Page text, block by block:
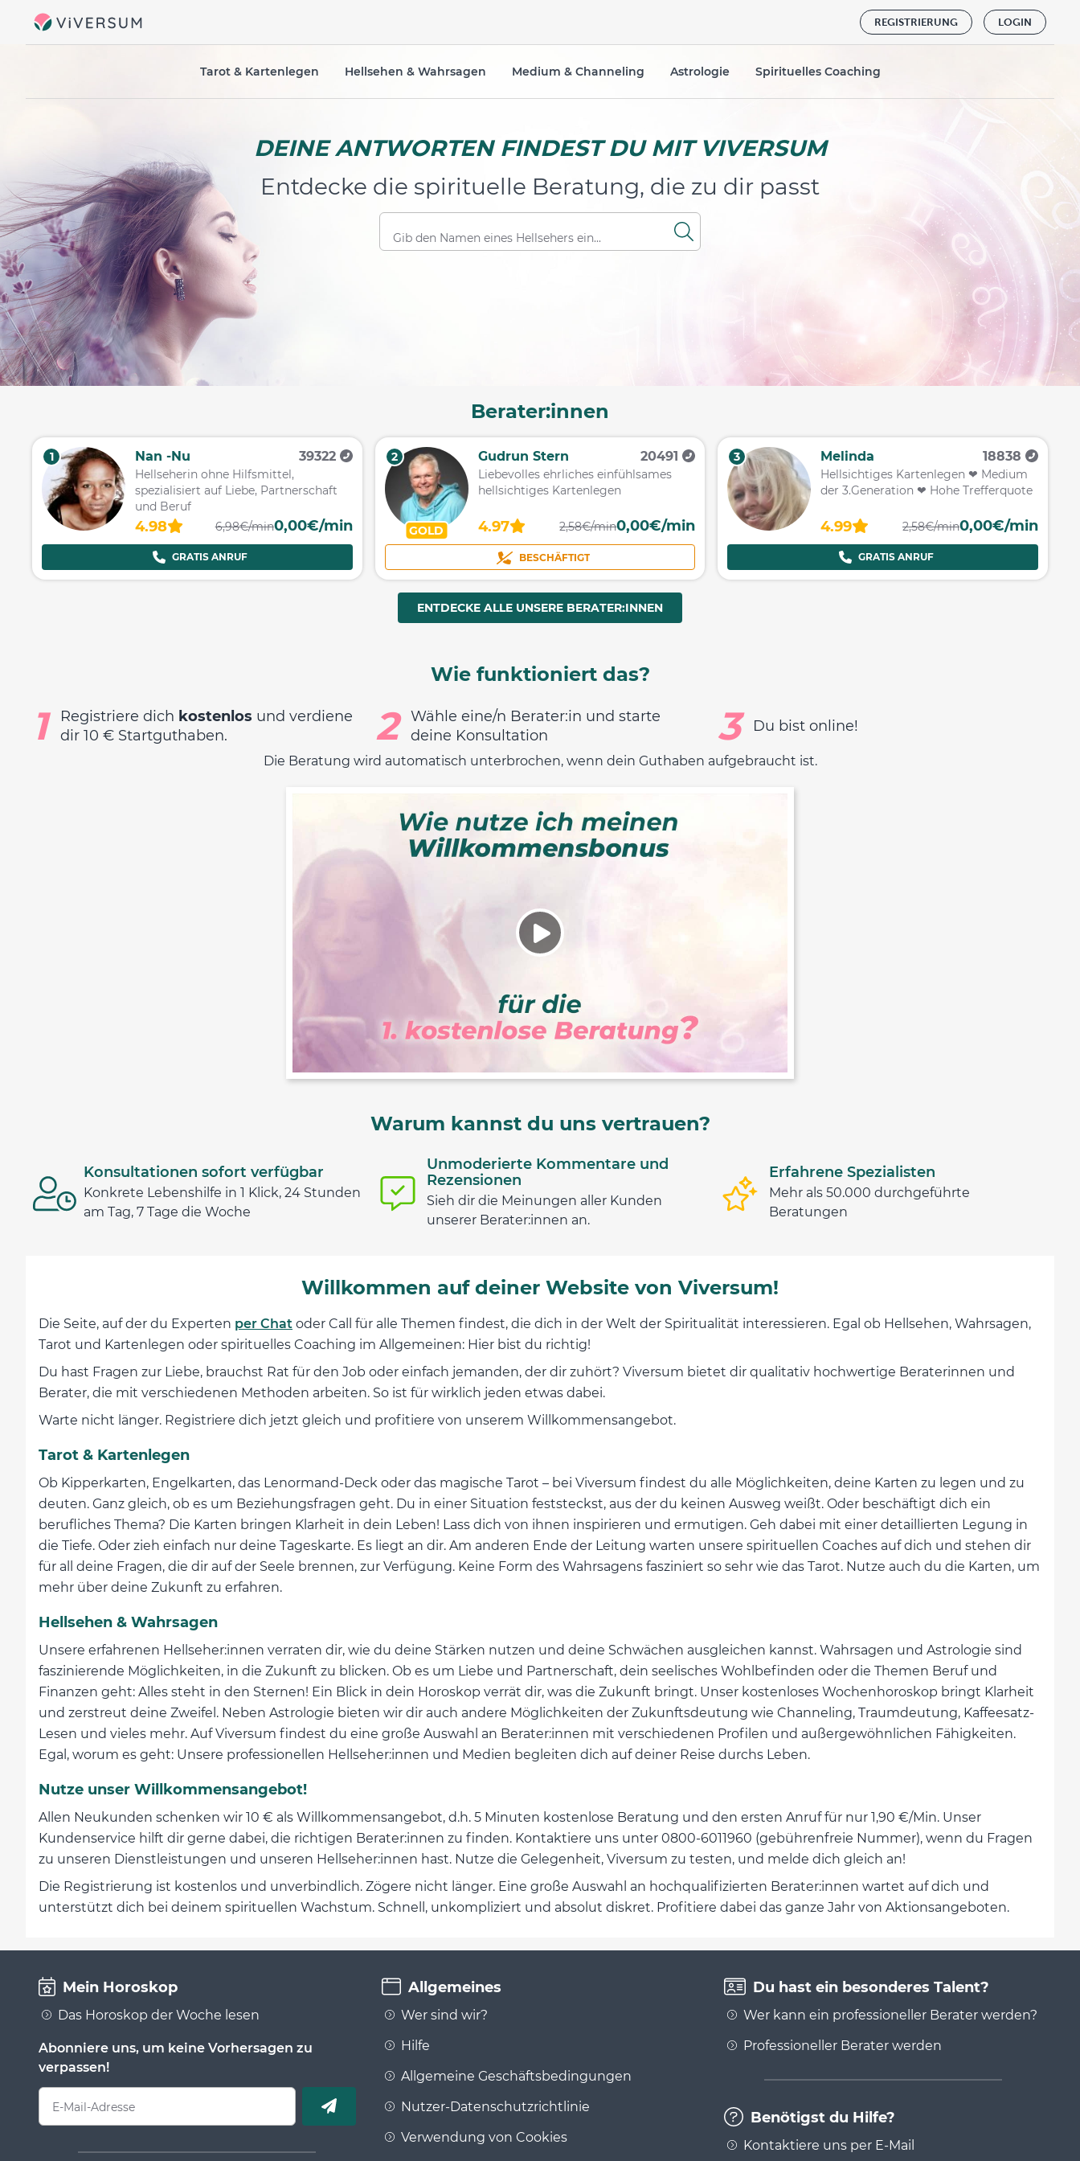
REGISTRIERUNG LOGIN
Tarot & Kartenlegen Hellsehen & Wahrsagen Medium & Channeling Astrologie Spirituelles Coaching
DEINE ANTWORTEN FINDEST DU MIT VIVERSUM
Entdecke die spirituelle Beratung, die zu dir passt
Berater:innen
1 Nan -Nu 39322
Hellseherin ohne Hilfsmittel,
spezialisiert auf Liebe, Partnerschaft
und Beruf
4.98 6,98€/min0,00€/min
GRATIS ANRUF
GOLD
2 Gudrun Stern 20491
Liebevolles ehrliches einfühlsames
hellsichtiges Kartenlegen
4.97 2,58€/min0,00€/min
BESCHÄFTIGT
3 Melinda 18838
Hellsichtiges Kartenlegen ❤ Medium
der 3.Generation ❤ Hohe Trefferquote
4.99 2,58€/min0,00€/min
GRATIS ANRUF
ENTDECKE ALLE UNSERE BERATER:INNEN
Wie funktioniert das?
1 Registriere dich kostenlos und verdiene
dir 10 € Startguthaben.
2
Wähle eine/n Berater:in und starte
deine Konsultation
3 Du bist online!
Die Beratung wird automatisch unterbrochen, wenn dein Guthaben aufgebraucht ist.
Warum kannst du uns vertrauen?
Konsultationen sofort verfügbar
Konkrete Lebenshilfe in 1 Klick, 24 Stunden
am Tag, 7 Tage die Woche
Unmoderierte Kommentare und
Rezensionen
Sieh dir die Meinungen aller Kunden
unserer Berater:innen an.
Erfahrene Spezialisten
Mehr als 50.000 durchgeführte
Beratungen
Willkommen auf deiner Website von Viversum!
Die Seite, auf der du Experten per Chat oder Call für alle Themen findest, die dich in der Welt der Spiritualität interessieren. Egal ob Hellsehen, Wahrsagen,
Tarot und Kartenlegen oder spirituelles Coaching im Allgemeinen: Hier bist du richtig!
Du hast Fragen zur Liebe, brauchst Rat für den Job oder einfach jemanden, der dir zuhört? Viversum bietet dir qualitativ hochwertige Beraterinnen und
Berater, die mit verschiedenen Methoden arbeiten. So ist für wirklich jeden etwas dabei.
Warte nicht länger. Registriere dich jetzt gleich und profitiere von unserem Willkommensangebot.
Tarot & Kartenlegen
Ob Kipperkarten, Engelkarten, das Lenormand-Deck oder das magische Tarot – bei Viversum findest du alle Möglichkeiten, deine Karten zu legen und zu
deuten. Ganz gleich, ob es um Beziehungsfragen geht. Du in einer Situation feststeckst, aus der du keinen Ausweg weißt. Oder beschäftigt dich ein
berufliches Thema? Die Karten bringen Klarheit in dein Leben! Lass dich von ihnen inspirieren und ermutigen. Geh dabei mit einer detaillierten Legung in
die Tiefe. Oder zieh einfach nur deine Tageskarte. Es liegt an dir. Am anderen Ende der Leitung warten unsere spirituellen Coaches auf dich und stehen dir
für all deine Fragen, die dir auf der Seele brennen, zur Verfügung. Keine Form des Wahrsagens fasziniert so sehr wie das Tarot. Nutze auch du die Karten, um
mehr über deine Zukunft zu erfahren.
Hellsehen & Wahrsagen
Unsere erfahrenen Hellseher:innen verraten dir, wie du deine Stärken nutzen und deine Schwächen ausgleichen kannst. Wahrsagen und Astrologie sind
faszinierende Möglichkeiten, in die Zukunft zu blicken. Ob es um Liebe und Partnerschaft, dein seelisches Wohlbefinden oder die Themen Beruf und
Finanzen geht: Alles steht in den Sternen! Ein Blick in dein Horoskop verrät dir, was die Zukunft bringt. Unser kostenloses Wochenhoroskop bringt Klarheit
und zerstreut deine Zweifel. Neben Astrologie bieten wir dir auch andere Möglichkeiten der Zukunftsdeutung wie Channeling, Traumdeutung, Kaffeesatz-
Lesen und vieles mehr. Auf Viversum findest du eine große Auswahl an Berater:innen mit verschiedenen Profilen und außergewöhnlichen Fähigkeiten.
Egal, worum es geht: Unsere professionellen Hellseher:innen und Medien begleiten dich auf deiner Reise durchs Leben.
Nutze unser Willkommensangebot!
Allen Neukunden schenken wir 10 € als Willkommensangebot, d.h. 5 Minuten kostenlose Beratung und den ersten Anruf für nur 1,90 €/Min. Unser
Kundenservice hilft dir gerne dabei, die richtigen Berater:innen zu finden. Kontaktiere uns unter 0800-6011960 (gebührenfreie Nummer), wenn du Fragen
zu unseren Dienstleistungen und unseren Hellseher:innen hast. Nutze die Gelegenheit, Viversum zu testen, und melde dich gleich an!
Die Registrierung ist kostenlos und unverbindlich. Zögere nicht länger. Eine große Auswahl an hochqualifizierten Berater:innen wartet auf dich und
unterstützt dich bei deinem spirituellen Wachstum. Schnell, unkompliziert und absolut diskret. Profitiere dabei das ganze Jahr von Aktionsangeboten.
Mein Horoskop
Das Horoskop der Woche lesen
Abonniere uns, um keine Vorhersagen zu
verpassen!
E-Mail-Adresse
Allgemeines
Wer sind wir?
Hilfe
Allgemeine Geschäftsbedingungen
Nutzer-Datenschutzrichtlinie
Verwendung von Cookies
Du hast ein besonderes Talent?
Wer kann ein professioneller Berater werden?
Professioneller Berater werden
Benötigst du Hilfe?
Kontaktiere uns per E-Mail